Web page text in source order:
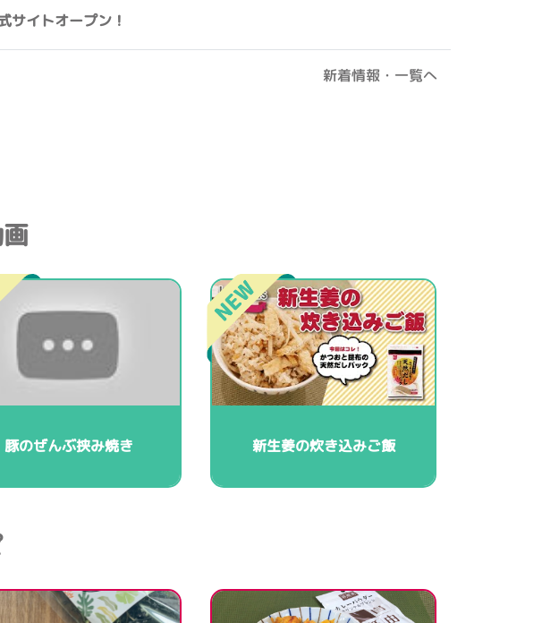
サイトオープン！
新着情報・一覧へ
豚のぜんぶ挟み焼き 新生姜の炊き込みご飯